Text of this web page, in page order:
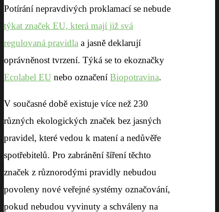
Potírání nepravdivých proklamací se nebude
týkat značek EU, která mají již svá
regulovaná pravidla a jasně deklarují
oprávněnost tvrzení. Týká se to ekoznačky
Ecolabel EU nebo označení Biopotravina.
V současné době existuje více než 230
různých ekologických značek bez jasných
pravidel, které vedou k matení a nedůvěře
spotřebitelů. Pro zabránění šíření těchto
značek z různorodými pravidly nebudou
povoleny nové veřejné systémy označování,
pokud nebudou vyvinuty a schváleny na